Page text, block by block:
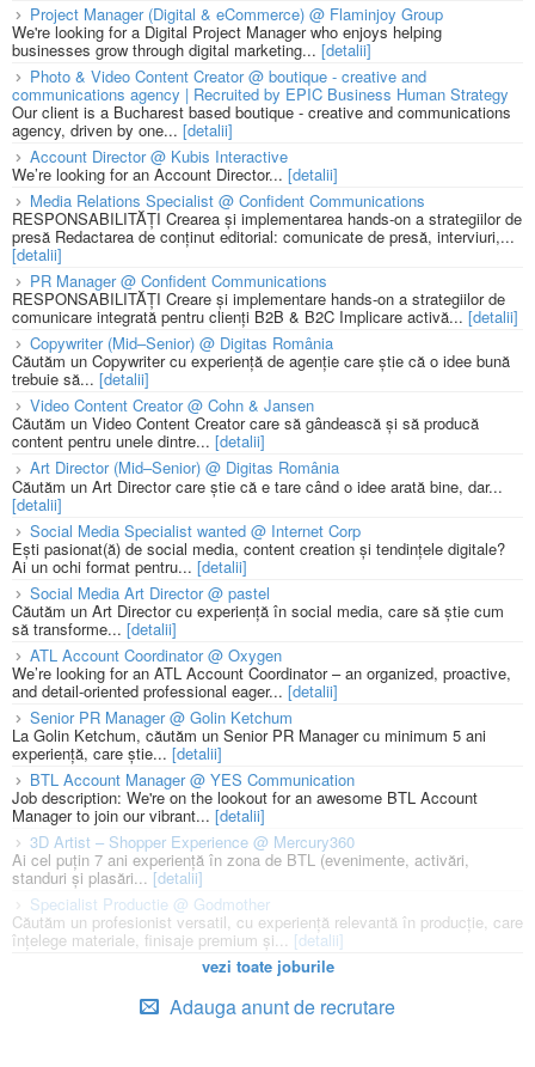
Project Manager (Digital & eCommerce) @ Flaminjoy Group
We're looking for a Digital Project Manager who enjoys helping
businesses grow through digital marketing... [detalii]
Photo & Video Content Creator @ boutique - creative and
communications agency | Recruited by EPIC Business Human Strategy
Our client is a Bucharest based boutique - creative and communications
agency, driven by one... [detalii]
Account Director @ Kubis Interactive
We’re looking for an Account Director... [detalii]
Media Relations Specialist @ Confident Communications
RESPONSABILITĂȚI Crearea și implementarea hands-on a strategiilor de
presă Redactarea de conținut editorial: comunicate de presă, interviuri,...
[detalii]
PR Manager @ Confident Communications
RESPONSABILITĂȚI Creare și implementare hands-on a strategiilor de
comunicare integrată pentru clienți B2B & B2C Implicare activă... [detalii]
Copywriter (Mid–Senior) @ Digitas România
Căutăm un Copywriter cu experiență de agenție care știe că o idee bună
trebuie să... [detalii]
Video Content Creator @ Cohn & Jansen
Căutăm un Video Content Creator care să gândească și să producă
content pentru unele dintre... [detalii]
Art Director (Mid–Senior) @ Digitas România
Căutăm un Art Director care știe că e tare când o idee arată bine, dar...
[detalii]
Social Media Specialist wanted @ Internet Corp
Ești pasionat(ă) de social media, content creation și tendințele digitale?
Ai un ochi format pentru... [detalii]
Social Media Art Director @ pastel
Căutăm un Art Director cu experiență în social media, care să știe cum
să transforme... [detalii]
ATL Account Coordinator @ Oxygen
We’re looking for an ATL Account Coordinator – an organized, proactive,
and detail-oriented professional eager... [detalii]
Senior PR Manager @ Golin Ketchum
La Golin Ketchum, căutăm un Senior PR Manager cu minimum 5 ani
experiență, care știe... [detalii]
BTL Account Manager @ YES Communication
Job description: We're on the lookout for an awesome BTL Account
Manager to join our vibrant... [detalii]
3D Artist – Shopper Experience @ Mercury360
Ai cel puțin 7 ani experiență în zona de BTL (evenimente, activări,
standuri și plasări...[detalii]
Specialist Productie @ Godmother
Căutăm un profesionist versatil, cu experiență relevantă în producție, care
înțelege materiale, finisaje premium și... [detalii]
vezi toate joburile
Adauga anunt de recrutare